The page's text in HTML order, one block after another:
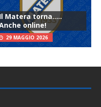
Il Matera torna…..
online!
29 MAGGIO 2026